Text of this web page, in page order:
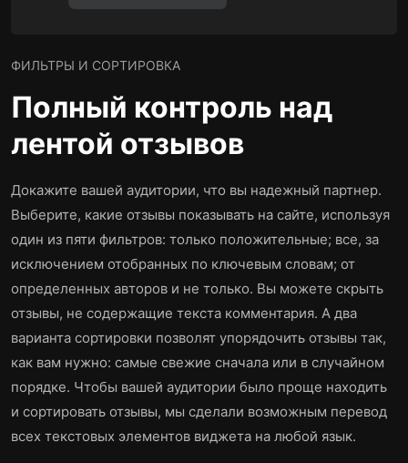
ФИЛЬТРЫ И СОРТИРОВКА
Полный контроль над
лентой отзывов
Докажите вашей аудитории, что вы надежный партнер.
Выберите, какие отзывы показывать на сайте, используя
один из пяти фильтров: только положительные; все, за
исключением отобранных по ключевым словам; от
определенных авторов и не только. Вы можете скрыть
отзывы, не содержащие текста комментария. А два
варианта сортировки позволят упорядочить отзывы так,
как вам нужно: самые свежие сначала или в случайном
порядке. Чтобы вашей аудитории было проще находить
и сортировать отзывы, мы сделали возможным перевод
всех текстовых элементов виджета на любой язык.